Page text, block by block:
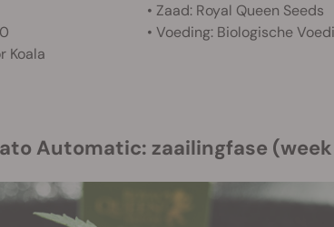
Koala
• Zaad: Royal Queen Seeds
• Voeding: Biologische
Automatic: zaailingfase (week